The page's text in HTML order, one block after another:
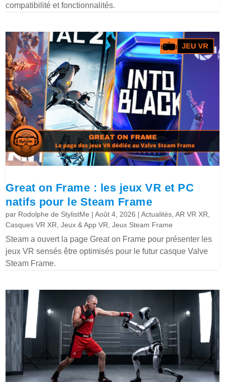
compatibilité et fonctionnalités.
Great on Frame : les jeux VR et PC
natifs pour le Steam Frame
par Rodolphe de StylistMe |Août 4, 2026 |Actualités ,AR VR XR
Casques VR XR ,Jeux & App VR ,Jeux Steam Frame
Steam a ouvert la page Great on Frame pour présenter les
jeux VR sensés être optimisés pour le futur casque Valve
Steam Frame.